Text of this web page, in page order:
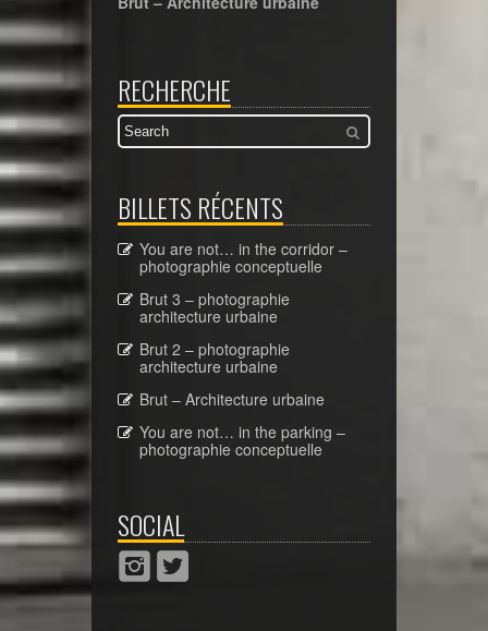
RECHERCHE
BILLETS RÉCENTS
You are not… in the corridor –
photographie conceptuelle
Brut 3 – photographie
architecture urbaine
Brut 2 – photographie
architecture urbaine
Brut – Architecture urbaine
You are not… in the parking –
photographie conceptuelle
SOCIAL